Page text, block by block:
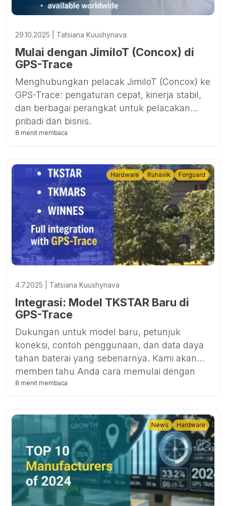
29.10.2025 | Tatsiana Kuushynava
Mulai dengan JimiIoT (Concox) di
GPS-Trace
Menghubungkan pelacak JimiIoT (Concox) ke
GPS-Trace: pengaturan cepat, kinerja stabil,
dan berbagai perangkat untuk pelacakan
pribadi dan bisnis.
8 menit membaca
4.7.2025 | Tatsiana Kuushynava
Integrasi: Model TKSTAR Baru di
GPS-Trace
Dukungan untuk model baru, petunjuk
koneksi, contoh penggunaan, dan data daya
tahan baterai yang sebenarnya. Kami akan
memberi tahu Anda cara memulai dengan
perangkat populer TKSTAR, TKMARS, dan
Hardware Ruhavik Forguard
8 menit membaca
News Hardware